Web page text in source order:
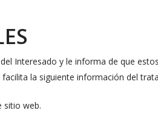
Interesado y le informa de que
la siguiente información del
sitio web.